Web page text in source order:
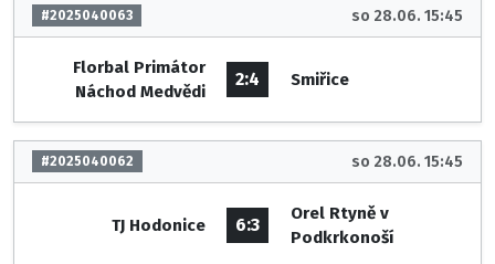
#2025040063 so 28.06. 15:45
Florbal Primátor
Náchod Medvědi
2:4 Smiřice
#2025040062 so 28.06. 15:45
TJ Hodonice 6:3
Orel Rtyně v
Podkrkonoší